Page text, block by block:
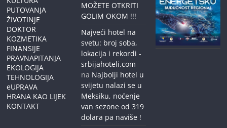
PUTOVANJA
ŽIVOTINJE
DOKTOR
KOZMETIKA
FINANSIJE
PRAVNAPITANJA
EKOLOGIJA
TEHNOLOGIJA
eUPRAVA
HRANA KAO LIJEK
KONTAKT
MOŽETE OTKRITI
GOLIM OKOM !!!
Najveći hotel na
svetu: broj soba,
lokacija i rekordi -
srbijahoteli.com
na Najbolji hotel u
svijetu nalazi se u
Meksiku, noćenje
van sezone od 319
dolara pa naviše !